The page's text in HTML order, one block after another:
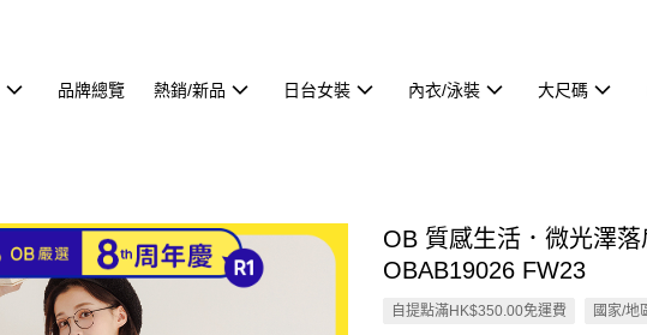
品牌總覽 熱銷/新品 日台女裝 內衣/泳裝 大尺碼
OB 質感生活．微光澤
OBAB19026 FW23
自提點滿HK$350.00免運費 國家/地